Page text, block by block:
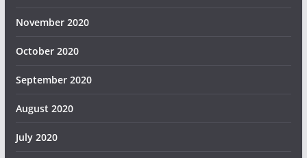
November 2020
October 2020
September 2020
August 2020
July 2020